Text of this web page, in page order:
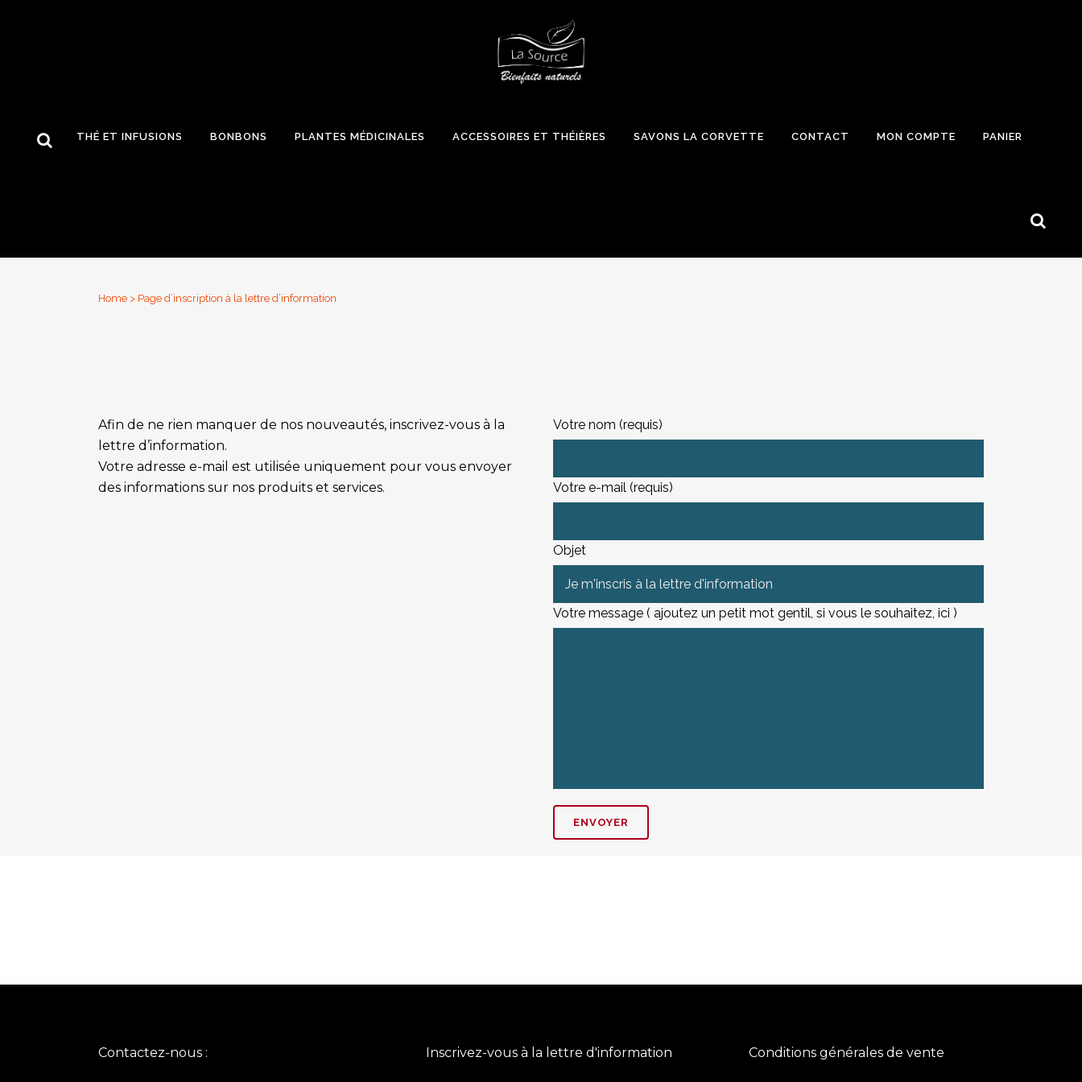
THÉ ET INFUSIONS BONBONS PLANTES MÉDICINALES ACCESSOIRES ET THÉIÈRES SAVONS LA CORVETTE CONTACT MON COMPTE PANIER
Home > Page d’inscription à la lettre d’information
Afin de ne rien manquer de nos nouveautés, inscrivez-vous à la
lettre d’information.
Votre adresse e-mail est utilisée uniquement pour vous envoyer
des informations sur nos produits et services.
Votre nom (requis)
Votre e-mail (requis)
Objet
Votre message ( ajoutez un petit mot gentil, si vous le souhaitez, ici )
Contactez-nous : Inscrivez-vous à la lettre d'information Conditions générales de vente